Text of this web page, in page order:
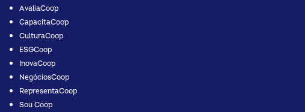
AvaliaCoop
CapacitaCoop
CulturaCoop
ESGCoop
InovaCoop
NegóciosCoop
RepresentaCoop
Sou Coop